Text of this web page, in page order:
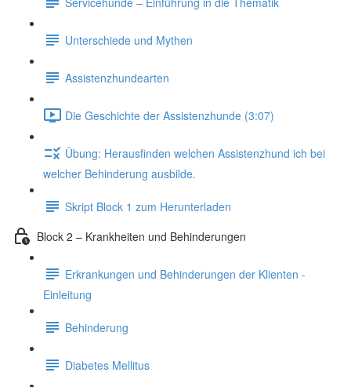
Unterschiede und Mythen
Assistenzhundearten
Die Geschichte der Assistenzhunde (3:07)
Übung: Herausfinden welchen Assistenzhund ich bei
welcher Behinderung ausbilde.
Skript Block 1 zum Herunterladen
Block 2 – Krankheiten und Behinderungen
Erkrankungen und Behinderungen der Klienten -
Einleitung
Behinderung
Diabetes Mellitus